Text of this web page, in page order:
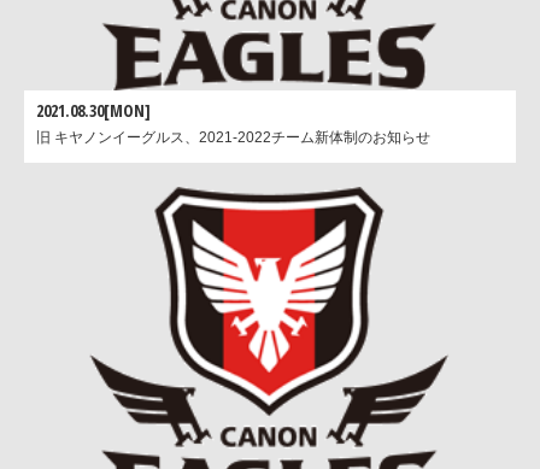
2021.08.30[MON]
旧 キヤノンイーグルス、2021-2022チーム新体制のお知らせ